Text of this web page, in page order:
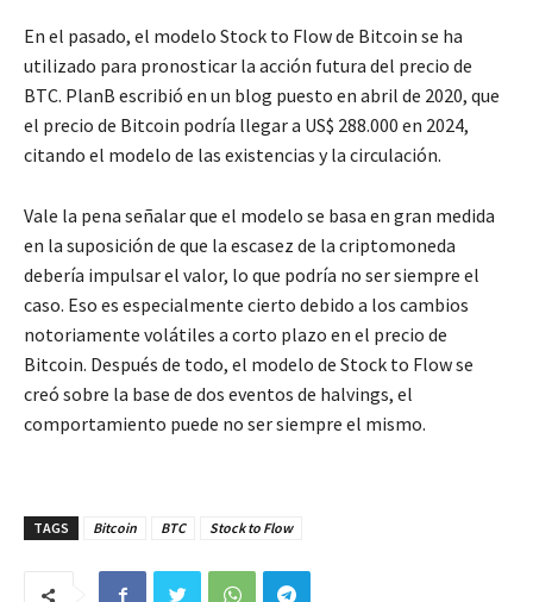
En el pasado, el modelo Stock to Flow de Bitcoin se ha
utilizado para pronosticar la acción futura del precio de
BTC. PlanB escribió en un blog puesto en abril de 2020, que
el precio de Bitcoin podría llegar a US$ 288.000 en 2024,
citando el modelo de las existencias y la circulación.
Vale la pena señalar que el modelo se basa en gran medida
en la suposición de que la escasez de la criptomoneda
debería impulsar el valor, lo que podría no ser siempre el
caso. Eso es especialmente cierto debido a los cambios
notoriamente volátiles a corto plazo en el precio de
Bitcoin. Después de todo, el modelo de Stock to Flow se
creó sobre la base de dos eventos de halvings, el
comportamiento puede no ser siempre el mismo.
TAGS Bitcoin BTC Stock to Flow